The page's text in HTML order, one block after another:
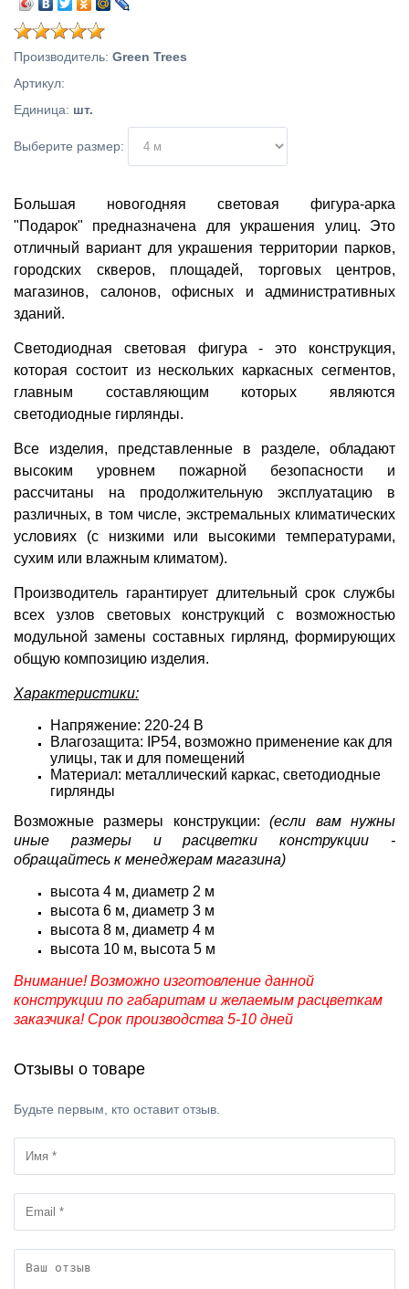
Производитель: Green Trees
Артикул:
Единица: шт.
Выберите размер:
Большая новогодняя световая фигура-арка
"Подарок" предназначена для украшения улиц. Это
отличный вариант для украшения территории парков,
городских скверов, площадей, торговых центров,
магазинов, салонов, офисных и административных
зданий.
Светодиодная световая фигура - это конструкция,
которая состоит из нескольких каркасных сегментов,
главным составляющим которых являются
светодиодные гирлянды.
Все изделия, представленные в разделе, обладают
высоким уровнем пожарной безопасности и
рассчитаны на продолжительную эксплуатацию в
различных, в том числе, экстремальных климатических
условиях (с низкими или высокими температурами,
сухим или влажным климатом).
Производитель гарантирует длительный срок службы
всех узлов световых конструкций с возможностью
модульной замены составных гирлянд, формирующих
общую композицию изделия.
Характеристики:
Напряжение: 220-24 В
Влагозащита: IP54, возможно применение как для
улицы, так и для помещений
Материал: металлический каркас, светодиодные
гирлянды
Возможные размеры конструкции:(если вам нужны
иные размеры и расцветки конструкции -
обращайтесь к менеджерам магазина)
высота 4 м, диаметр 2 м
высота 6 м, диаметр 3 м
высота 8 м, диаметр 4 м
высота 10 м, высота 5 м
Внимание! Возможно изготовление данной
конструкции по габаритам и желаемым расцветкам
заказчика! Срок производства 5-10 дней
Отзывы о товаре
Будьте первым, кто оставит отзыв.